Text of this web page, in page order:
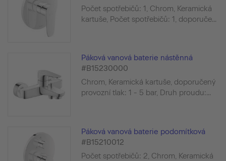
Počet spotřebičů: 1, Chrom, Keramická
kartuše, Počet spotřebičů: 1, doporuče...
Páková vanová baterie nástěnná
#B15230000
Chrom, Keramická kartuše, doporučený
provozní tlak: 1 - 5 bar, Druh proudu:...
Páková vanová baterie podomítková
#B15210012
Počet spotřebičů: 2, Chrom, Keramická